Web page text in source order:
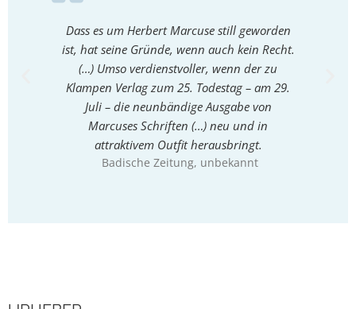
Dass es um Herbert Marcuse still geworden
ist, hat seine Gründe, wenn auch kein Recht.
(…) Umso verdienstvoller, wenn der zu
Klampen Verlag zum 25. Todestag – am 29.
Juli – die neunbändige Ausgabe von
Marcuses Schriften (…) neu und in
attraktivem Outfit herausbringt.
Badische Zeitung, unbekannt